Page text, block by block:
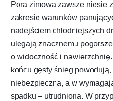
Pora zimowa zawsze niesie
zakresie warunków
nadejściem chłodniejszych
ulegają znacznemu
o widoczność i
końcu gęsty śnieg
niebezpieczna, a w
spadku – utrudniona. W